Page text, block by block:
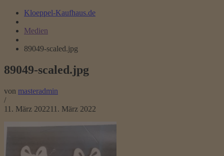
Kloeppel-Kaufhaus.de
Medien
89049-scaled.jpg
89049-scaled.jpg
von masteradmin
/
11. März 202211. März 2022